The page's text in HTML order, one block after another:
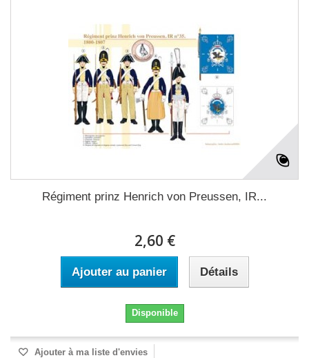
Régiment prinz Henrich von Preussen, IR...
2,60 €
Ajouter au panier Détails
Disponible
Ajouter à ma liste d'envies